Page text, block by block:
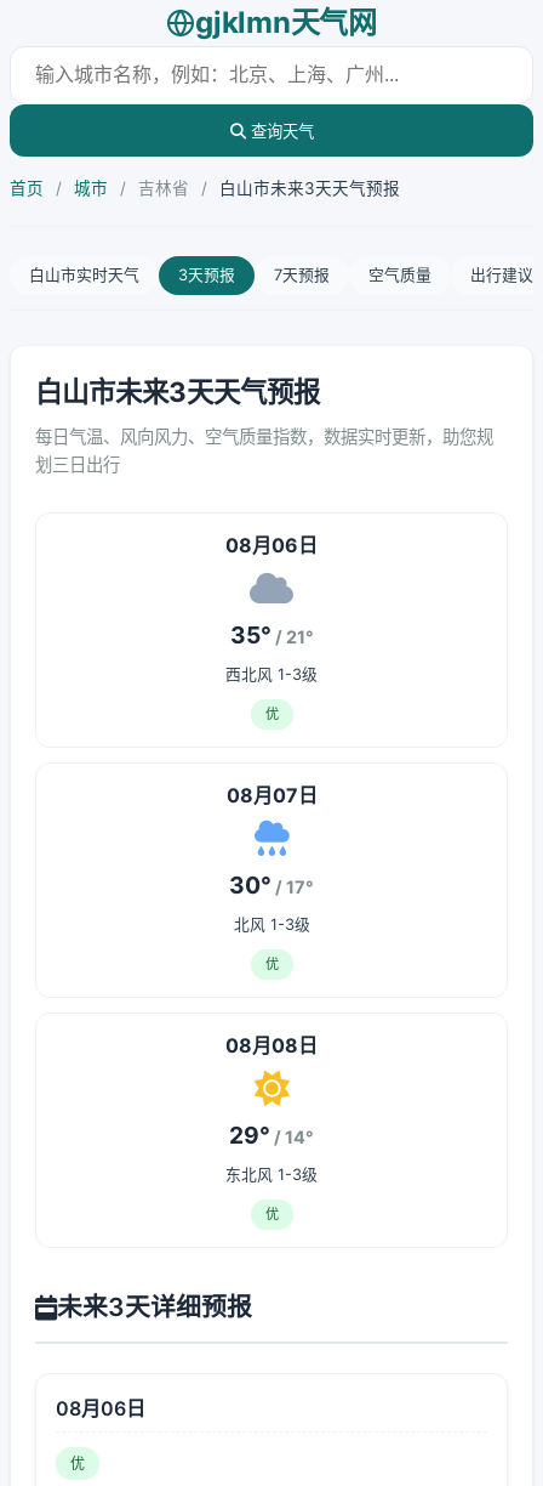
gjklmn天气网
查询天气
首页 / 城市 / 吉林省 / 白山市未来3天天气预报
白山市实时天气 3天预报 7天预报 空气质量 出行建议
白山市未来3天天气预报
每日气温、风向风力、空气质量指数，数据实时更新，助您规
划三日出行
08月06日
35° / 21°
西北风 1-3级
优
08月07日
30° / 17°
北风 1-3级
优
08月08日
29° / 14°
东北风 1-3级
优
未来3天详细预报
08月06日
优